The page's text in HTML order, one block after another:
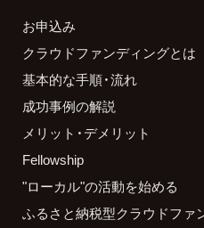
お申込み
クラウドファンディングとは
基本的な手順・流れ
成功事例の解説
メリット・デメリット
Fellowship
"ローカル"の活動を始める
ふるさと納税型クラウドファ